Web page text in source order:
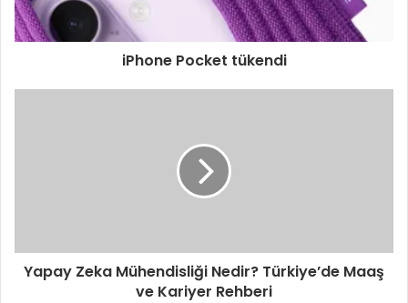
iPhone Pocket tükendi
Yapay Zeka Mühendisliği Nedir? Türkiye’de Maaş
ve Kariyer Rehberi